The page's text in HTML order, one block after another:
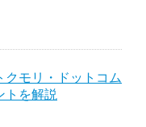
クモリ・ドットコム
トを解説